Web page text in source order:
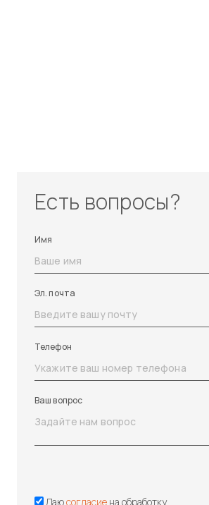
Есть вопросы?
Имя
Эл. почта
Телефон
Ваш вопрос
Даюсогласие на обработку